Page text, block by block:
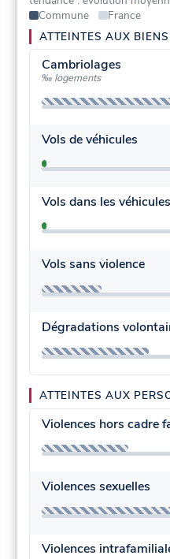
Commune
France
ATTEINTES AUX BIENS
Cambriolages
‰ logements
Vols de véhicules
Vols dans les véhicules
Vols sans violence
Dégradations
ATTEINTES AUX
Violences hors cadre
Violences sexuelles
Violences